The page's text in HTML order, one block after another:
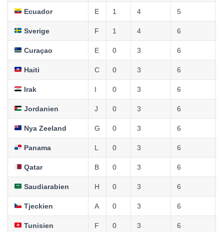
Ecuador E 1 4 5
Sverige F 1 4 6
Curaçao E 0 3 6
Haiti C 0 3 6
Irak I 0 3 6
Jordanien J 0 3 6
Nya Zeeland G 0 3 6
Panama L 0 3 6
Qatar B 0 3 6
Saudiarabien H 0 3 6
Tjeckien A 0 3 6
Tunisien F 0 3 6